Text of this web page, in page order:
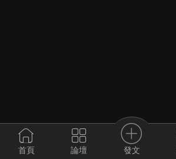
首頁 論壇 發文